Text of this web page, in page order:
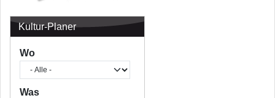
Kultur-Planer
Wo
Was